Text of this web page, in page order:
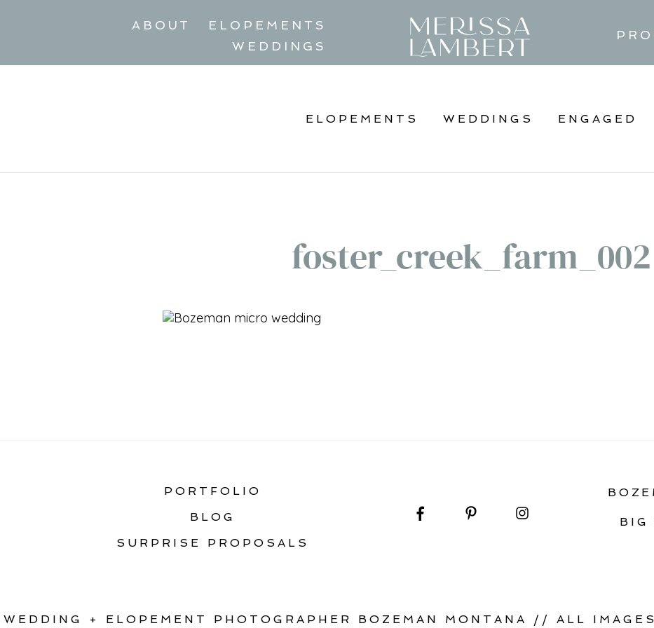
ABOUT
ELOPEMENTS
WEDDINGS
ELOPEMENTS WEDDINGS ENGAGED
foster_creek_farm_002
PORTFOLIO
BLOG
SURPRISE PROPOSALS
BIG
WEDDING + ELOPEMENT PHOTOGRAPHER BOZEMAN MONTANA // ALL